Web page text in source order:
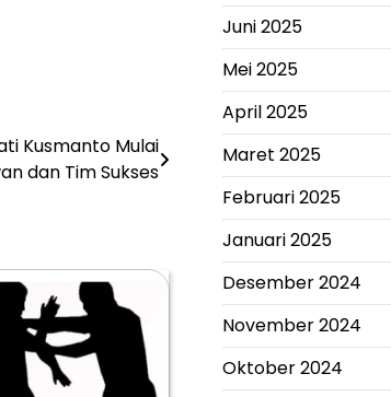
Kusmanto Mulai
dan Tim Sukses
Juni 2025
Mei 2025
April 2025
Maret 2025
Februari 2025
Januari 2025
Desember 2024
November 2024
Oktober 2024